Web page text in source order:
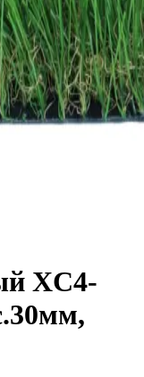
XC4-